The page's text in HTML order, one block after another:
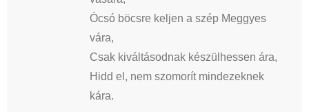
Ócsó böcsre keljen a szép Meggyes
vára,
Csak kiváltásodnak készülhessen ára,
Hidd el, nem szomorít mindezeknek
kára.